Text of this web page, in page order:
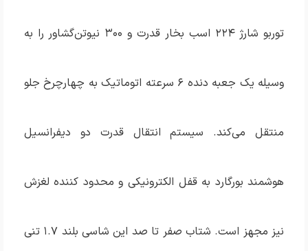
توربو شارژ ۲۲۴ اسب بخار قدرت و ۳۰۰ نیوتن‌گشاور را به
وسیله یک جعبه دنده ۶ سرعته اتوماتیک به چهارچرخ جلو
منتقل می‌کند. سیستم انتقال قدرت دو دیفرانسیل
هوشمند بورگارد به قفل الکترونیکی و محدود کننده لغزش
نیز مجهز است. شتاب صفر تا صد این شاسی بلند ۱.۷ تنی